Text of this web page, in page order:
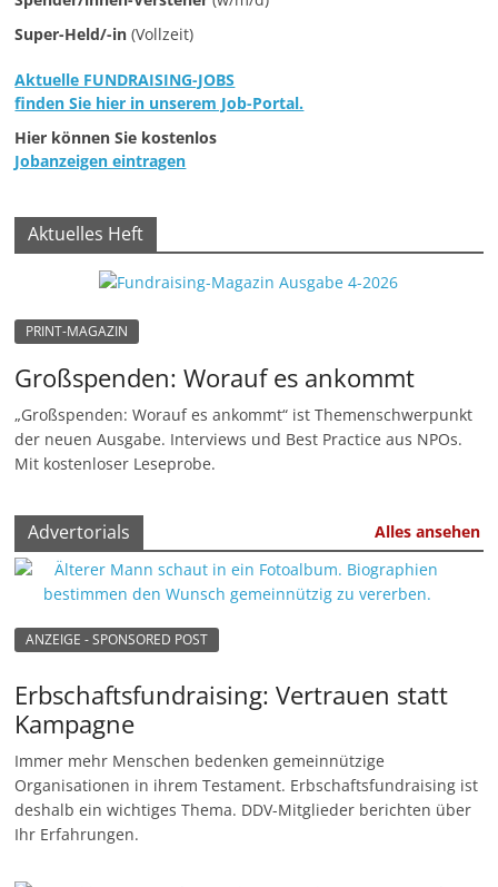
|
V
e
r
t
i
f
u
n
g
n
Super-Held/-in (Vollzeit)
Aktuelle FUNDRAISING-JOBS
finden Sie hier in unserem Job-Portal.
Hier können Sie kostenlos
Jobanzeigen eintragen
Aktuelles Heft
PRINT-MAGAZIN
Großspenden: Worauf es ankommt
„Großspenden: Worauf es ankommt“ ist Themenschwerpunkt
der neuen Ausgabe. Interviews und Best Practice aus NPOs.
Mit kostenloser Leseprobe.
Advertorials Alles ansehen
ANZEIGE - SPONSORED POST
Erbschaftsfundraising: Vertrauen statt
Kampagne
Immer mehr Menschen bedenken gemeinnützige
Organisationen in ihrem Testament. Erbschaftsfundraising ist
deshalb ein wichtiges Thema. DDV-Mitglieder berichten über
Ihr Erfahrungen.